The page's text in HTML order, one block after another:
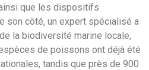
que les dispositifs
son côté, un expert spécialisé a
la biodiversité marine locale,
de poissons ont déjà été
tandis que près de 900